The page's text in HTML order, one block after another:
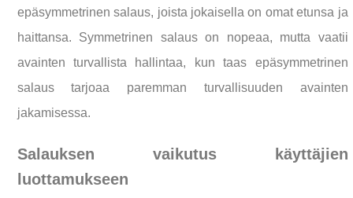
epäsymmetrinen salaus, joista jokaisella on omat etunsa ja
haittansa. Symmetrinen salaus on nopeaa, mutta vaatii
avainten turvallista hallintaa, kun taas epäsymmetrinen
salaus tarjoaa paremman turvallisuuden avainten
jakamisessa.
Salauksen vaikutus käyttäjien
luottamukseen